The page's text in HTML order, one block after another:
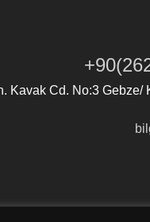
Kavak Cd. No:3 Gebze/